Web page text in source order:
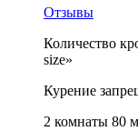
Отзывы
Количество
size»
Курение
2 комнаты 80